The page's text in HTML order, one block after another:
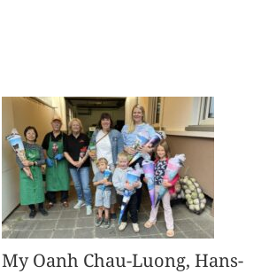
My Oanh Chau-Luong, Hans-